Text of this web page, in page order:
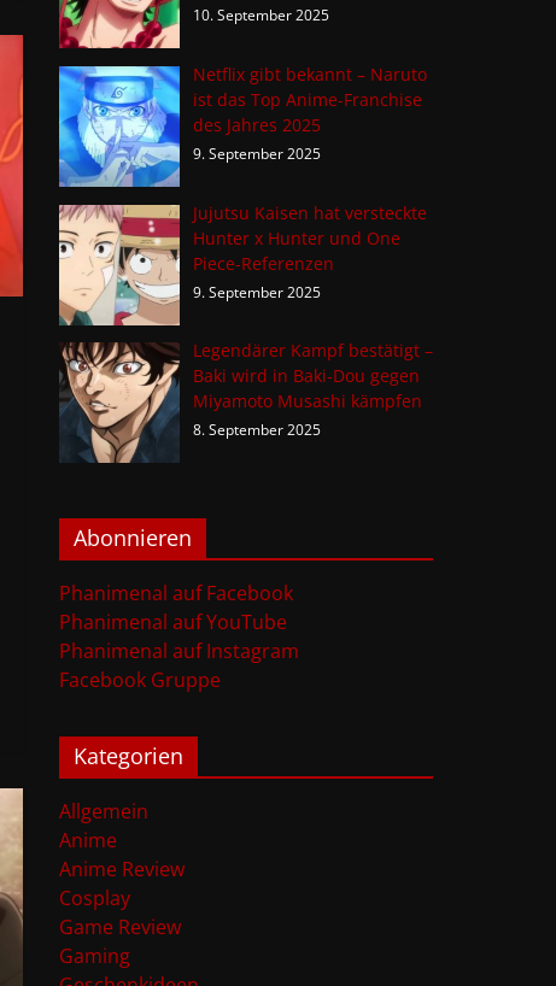
10. September 2025
Netflix gibt bekannt – Naruto
ist das Top Anime-Franchise
des Jahres 2025
9. September 2025
Jujutsu Kaisen hat versteckte
Hunter x Hunter und One
Piece-Referenzen
9. September 2025
Legendärer Kampf bestätigt –
Baki wird in Baki-Dou gegen
Miyamoto Musashi kämpfen
8. September 2025
Abonnieren
Phanimenal auf Facebook
Phanimenal auf YouTube
Phanimenal auf Instagram
Facebook Gruppe
Kategorien
Allgemein
Anime
Anime Review
Cosplay
Game Review
Gaming